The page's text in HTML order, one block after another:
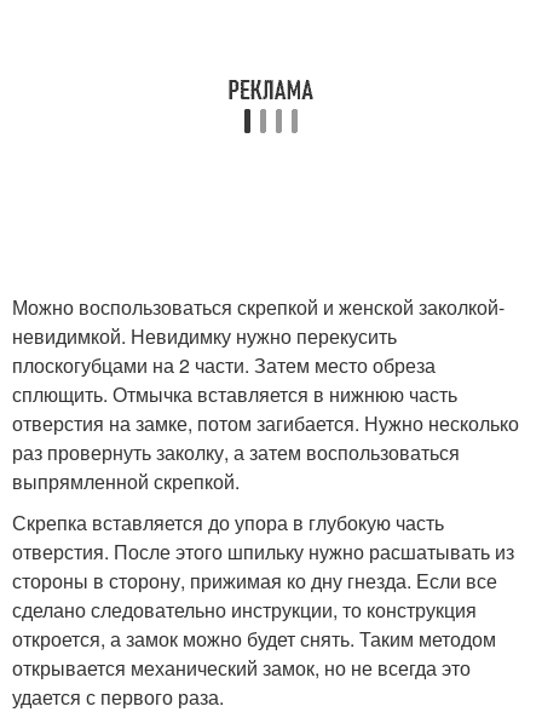
Можно воспользоваться скрепкой и женской заколкой-
невидимкой. Невидимку нужно перекусить
плоскогубцами на 2 части. Затем место обреза
сплющить. Отмычка вставляется в нижнюю часть
отверстия на замке, потом загибается. Нужно несколько
раз провернуть заколку, а затем воспользоваться
выпрямленной скрепкой.
Скрепка вставляется до упора в глубокую часть
отверстия. После этого шпильку нужно расшатывать из
стороны в сторону, прижимая ко дну гнезда. Если все
сделано следовательно инструкции, то конструкция
откроется, а замок можно будет снять. Таким методом
открывается механический замок, но не всегда это
удается с первого раза.